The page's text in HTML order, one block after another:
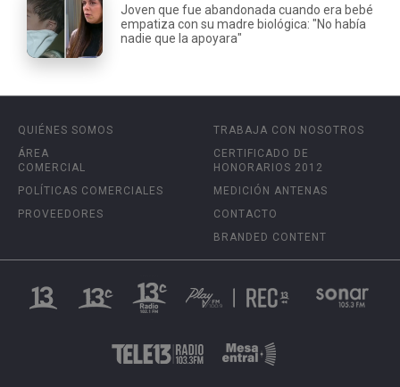
Joven que fue abandonada cuando era bebé
empatiza con su madre biológica: "No había
nadie que la apoyara"
QUIÉNES SOMOS
ÁREA
COMERCIAL
POLÍTICAS COMERCIALES
PROVEEDORES
TRABAJA CON NOSOTROS
CERTIFICADO DE
HONORARIOS 2012
MEDICIÓN ANTENAS
CONTACTO
BRANDED CONTENT